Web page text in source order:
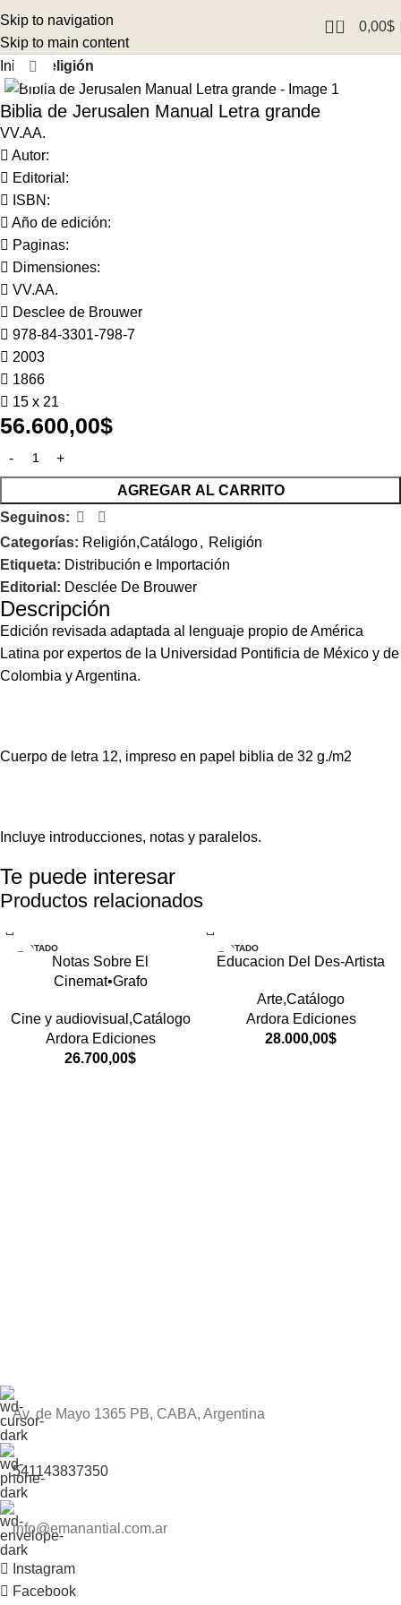
Skip to navigation
Skip to main content
0 0,00$
Inicio Religión
Click to enlarge
Biblia de Jerusalen Manual Letra grande
VV.AA.
Autor:
Editorial:
ISBN:
Año de edición:
Paginas:
Dimensiones:
VV.AA.
Desclee de Brouwer
978-84-3301-798-7
2003
1866
15 x 21
56.600,00$
AGREGAR AL CARRITO
Seguinos:
Categorías: Religión,Catálogo, Religión
Etiqueta: Distribución e Importación
Editorial: Desclée De Brouwer
Descripción
Edición revisada adaptada al lenguaje propio de América
Latina por expertos de la Universidad Pontificia de México y de
Colombia y Argentina.
Cuerpo de letra 12, impreso en papel biblia de 32 g./m2
Incluye introducciones, notas y paralelos.
Te puede interesar
Productos relacionados
AGOTADO
Notas Sobre El
Cinemat•Grafo
Cine y audiovisual,Catálogo
Ardora Ediciones
26.700,00$
AGOTADO
Educacion Del Des-Artista
Arte,Catálogo
Ardora Ediciones
28.000,00$
Av. de Mayo 1365 PB, CABA, Argentina
541143837350
info@emanantial.com.ar
Instagram
Facebook